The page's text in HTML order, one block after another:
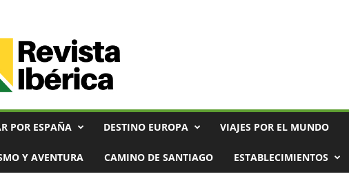
POR ESPAÑA DESTINO EUROPA VIAJES POR EL MUNDO
Y AVENTURA CAMINO DE SANTIAGO ESTABLECIMIENTOS